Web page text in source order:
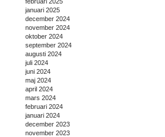
januari 2025
december 2024
november 2024
oktober 2024
september 2024
augusti 2024
juli 2024
juni 2024
maj 2024
april 2024
mars 2024
februari 2024
januari 2024
december 2023
november 2023